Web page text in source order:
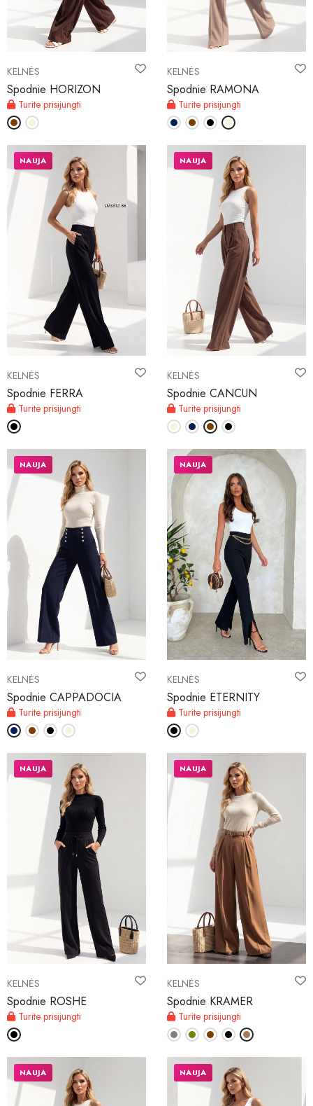
MANO SĄSKAITA
Liežuvis
Valiutos vienetas
KELNĖS
Spodnie HORIZON
Turite prisijungti
KELNĖS
Spodnie RAMONA
Turite prisijungti
KELNĖS
Spodnie FERRA
Turite prisijungti
NAUJA
KELNĖS
Spodnie CANCUN
Turite prisijungti
NAUJA
KELNĖS
Spodnie CAPPADOCIA
Turite prisijungti
NAUJA
KELNĖS
Spodnie ETERNITY
Turite prisijungti
NAUJA
KELNĖS
Spodnie ROSHE
Turite prisijungti
NAUJA
KELNĖS
Spodnie KRAMER
Turite prisijungti
NAUJA
NAUJA NAUJA